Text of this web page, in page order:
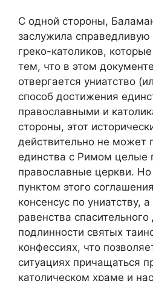
С одной стороны,
заслужила справедливую
греко-католиков,
тем, что в этом
отвергается униатство
способ достижения
православными и
стороны, этот
действительно не может
единства с Римом целые
православные церкви.
пунктом этого
консенсус по униатству,
равенства
подлинности святых
конфессиях, что
ситуациях причащаться
католическом храме и